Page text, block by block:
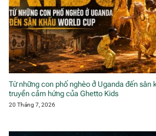
Từ những con phố nghèo ở Uganda đến sân
truyền cảm hứng của Ghetto Kids
20 Tháng 7, 2026